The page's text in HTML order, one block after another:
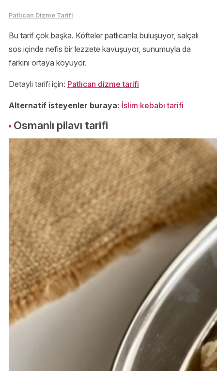
Patlıcan Dizme Tarifi
Bu tarif çok başka. Köfteler patlıcanla buluşuyor, salçalı
sos içinde nefis bir lezzete kavuşuyor, sunumuyla da
farkını ortaya koyuyor.
Detaylı tarifi için: Patlıcan dizme tarifi
Alternatif isteyenler buraya: İslim kebabı tarifi
Osmanlı pilavı tarifi